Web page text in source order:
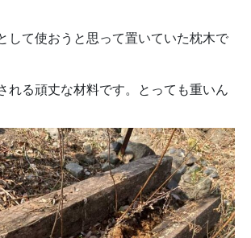
して使おうと思って置いていた枕木で
れる頑丈な材料です。とっても重いん